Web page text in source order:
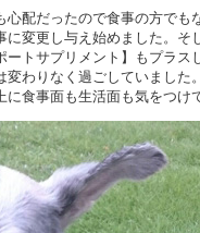
配だったので食事の方で
変更し与え始めました。そ
トサプリメント】もプラ
わりなく過ごしていまし
食事面も生活面も気をつけ